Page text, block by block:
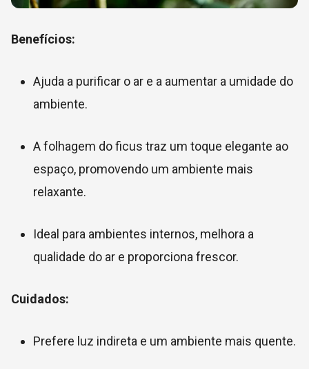
Benefícios:
Ajuda a purificar o ar e a aumentar a umidade do
ambiente.
A folhagem do ficus traz um toque elegante ao
espaço, promovendo um ambiente mais
relaxante.
Ideal para ambientes internos, melhora a
qualidade do ar e proporciona frescor.
Cuidados:
Prefere luz indireta e um ambiente mais quente.